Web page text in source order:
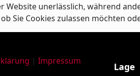
Lage
unerlässlich, während
Sie Cookies zulassen möchten
| Impressum